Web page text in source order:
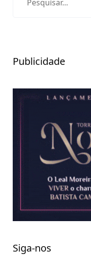
Publicidade
Siga-nos